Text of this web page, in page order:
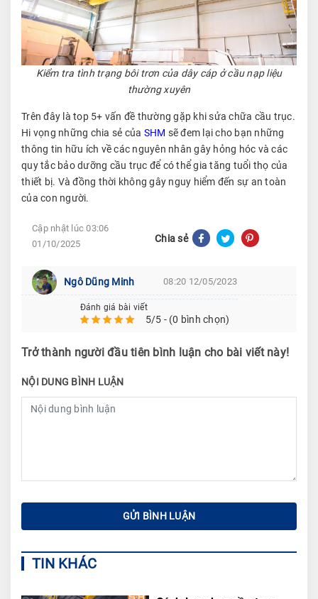
Kiểm tra tình trạng bôi trơn của dây cáp ở cầu nạp liệu
thường xuyên
Trên đây là top 5+ vấn đề thường gặp khi sửa chữa cầu trục.
Hi vọng những chia sẻ của SHM sẽ đem lại cho bạn những
thông tin hữu ích về các nguyên nhân gây hỏng hóc và các
quy tắc bảo dưỡng cầu trục để có thể gia tăng tuổi thọ của
thiết bị. Và đồng thời không gây nguy hiểm đến sự an toàn
của con người.
Cập nhật lúc 03:06
01/10/2025
Chia sẻ
Ngô Dũng Minh 08:20 12/05/2023
Đánh giá bài viết
5/5 - (0 bình chọn)
Trở thành người đầu tiên bình luận cho bài viết này!
NỘI DUNG BÌNH LUẬN
TIN KHÁC